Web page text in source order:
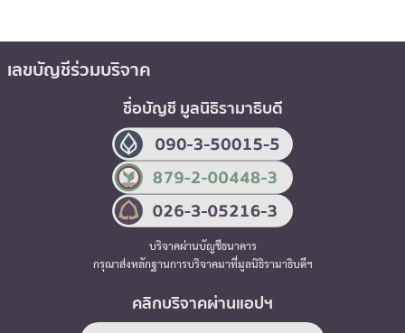
เลขบัญชีร่วมบริจาค
ชื่อบัญชี มูลนิธิรามาธิบดี
บริจาคผ่านบัญชีธนาคาร
กรุณาส่งหลักฐานการบริจาคมาที่มูลนิธิรามาธิบดีฯ
คลิกบริจาคผ่านแอปฯ